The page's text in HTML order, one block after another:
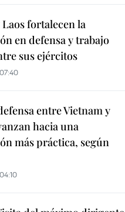
fortalecen la
en defensa y trabajo
sus ejércitos
entre Vietnam y
hacia una
más práctica, según